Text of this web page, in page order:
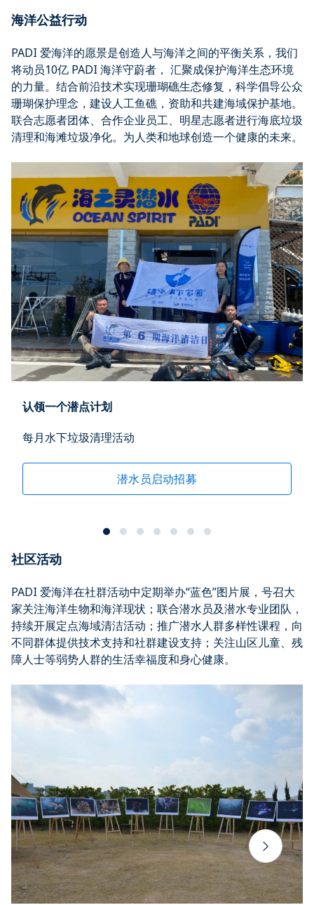
海洋公益行动
PADI 爱海洋的愿景是创造人与海洋之间的平衡关系，我们
将动员10亿 PADI 海洋守蔚者， 汇聚成保护海洋生态环境
的力量。结合前沿技术实现珊瑚礁生态修复，科学倡导公众
珊瑚保护理念，建设人工鱼礁，资助和共建海域保护基地。
联合志愿者团体、合作企业员工、明星志愿者进行海底垃圾
清理和海滩垃圾净化。为人类和地球创造一个健康的未来。
认领一个潜点计划
每月水下垃圾清理活动
潜水员启动招募
社区活动
PADI 爱海洋在社群活动中定期举办“蓝色”图片展，号召大
家关注海洋生物和海洋现状；联合潜水员及潜水专业团队，
持续开展定点海域清洁活动；推广潜水人群多样性课程，向
不同群体提供技术支持和社群建设支持；关注山区儿童、残
障人士等弱势人群的生活幸福度和身心健康。